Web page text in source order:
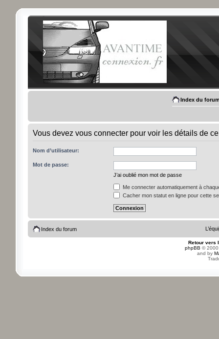
Index du
Vous devez vous connecter pour voir les détails de
Nom d’utilisateur:
Mot de passe:
J’ai oublié mon mot de passe
Me connecter automatiquement à
Cacher mon statut en ligne pour cette
Index du forum
Retour vers
phpBB ©
and by